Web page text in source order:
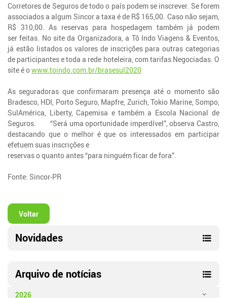
Corretores de Seguros de todo o país podem se inscrever. Se forem
associados a algum Sincor a taxa é de R$ 165,00. Caso não sejam,
R$ 310,00. As reservas para hospedagem também já podem
ser feitas. No site da Organizadora, a Tô Indo Viagens & Eventos,
já estão listados os valores de inscrições para outras categorias
de participantes e toda a rede hoteleira, com tarifas Negociadas. O
site é owww.toindo.com.br/brasesul2020
As seguradoras que confirmaram presença até o momento são
Bradesco, HDI, Porto Seguro, Mapfre, Zurich, Tokio Marine, Sompo,
SulAmérica, Liberty, Capemisa e também a Escola Nacional de
Seguros. “Será uma oportunidade imperdível”, observa Castro,
destacando que o melhor é que os interessados em participar
efetuem suas inscrições e
reservas o quanto antes “para ninguém ficar de fora”.
Fonte: Sincor-PR
Voltar
Novidades
Arquivo de notícias
2026